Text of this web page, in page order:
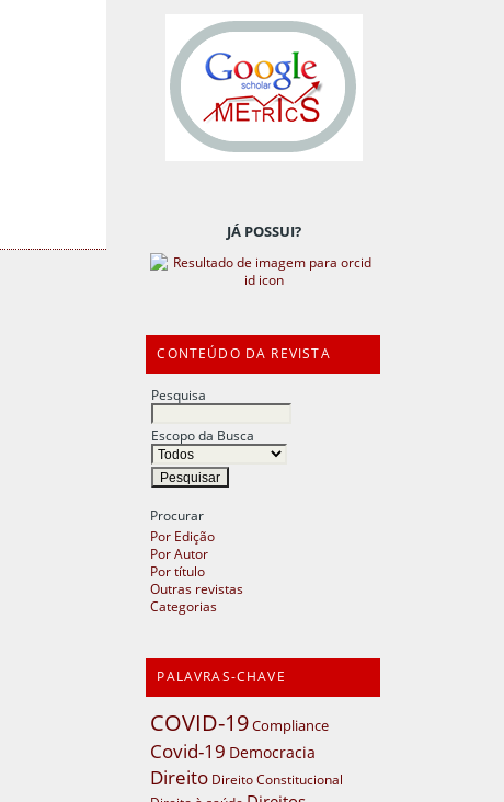
JÁ POSSUI?
CONTEÚDO DA REVISTA
Pesquisa
Escopo da Busca
Procurar
Por Edição
Por Autor
Por título
Outras revistas
Categorias
PALAVRAS-CHAVE
COVID-19Compliance
Covid-19 Democracia
Direito Direito Constitucional